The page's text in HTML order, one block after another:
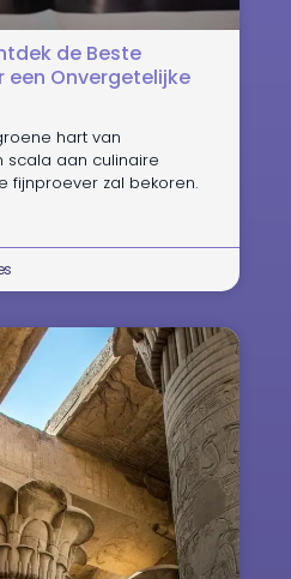
de Beste
een Onvergetelijke
hart van
scala aan culinaire
fijnproever zal bekoren.